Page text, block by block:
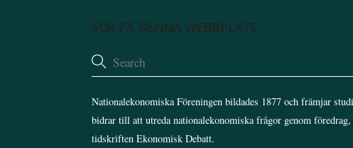
SÖK PÅ DENNA WEBBPLATS
Nationalekonomiska Föreningen bildades 1877 och främjar
bidrar till att utreda nationalekonomiska frågor genom
tidskriften Ekonomisk Debatt.